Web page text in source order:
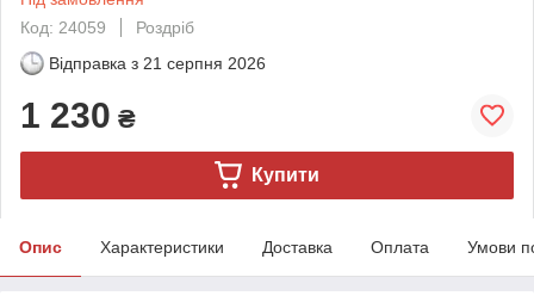
Код: 24059
Роздріб
Відправка з 21 серпня 2026
1 230 ₴
Купити
Опис Характеристики Доставка Оплата Умови